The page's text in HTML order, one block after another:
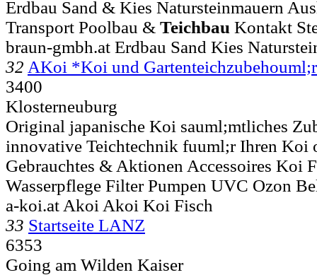
Erdbau Sand & Kies Natursteinmauern
Transport Poolbau & Teichbau Kontakt
braun-gmbh.at Erdbau Sand Kies
32 AKoi *Koi und
3400
Klosterneuburg
Original japanische Koi sauml;mtliches
innovative Teichtechnik fuuml;r Ihren Koi
Gebrauchtes & Aktionen Accessoires Koi
Wasserpflege Filter Pumpen UVC Ozon
a-koi.at Akoi Akoi Koi Fisch
33 Startseite LANZ
6353
Going am Wilden Kaiser